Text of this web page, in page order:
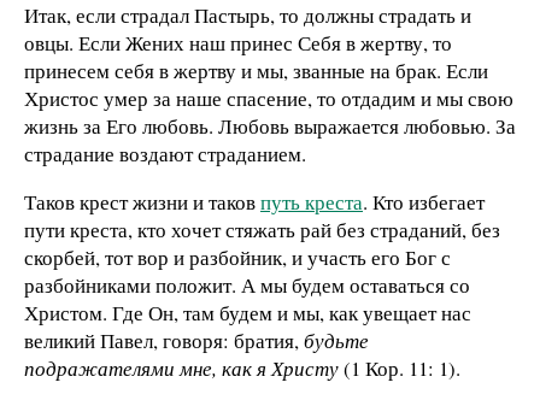
Итак, если страдал Пастырь, то должны страдать и
овцы. Если Жених наш принес Себя в жертву, то
принесем себя в жертву и мы, званные на брак. Если
Христос умер за наше спасение, то отдадим и мы свою
жизнь за Его любовь. Любовь выражается любовью. За
страдание воздают страданием.
Таков крест жизни и таковпуть креста. Кто избегает
пути креста, кто хочет стяжать рай без страданий, без
скорбей, тот вор и разбойник, и участь его Бог с
разбойниками положит. А мы будем оставаться со
Христом. Где Он, там будем и мы, как увещает нас
великий Павел, говоря: братия,будьте
подражателями мне, как я Христу(1 Кор. 11: 1).